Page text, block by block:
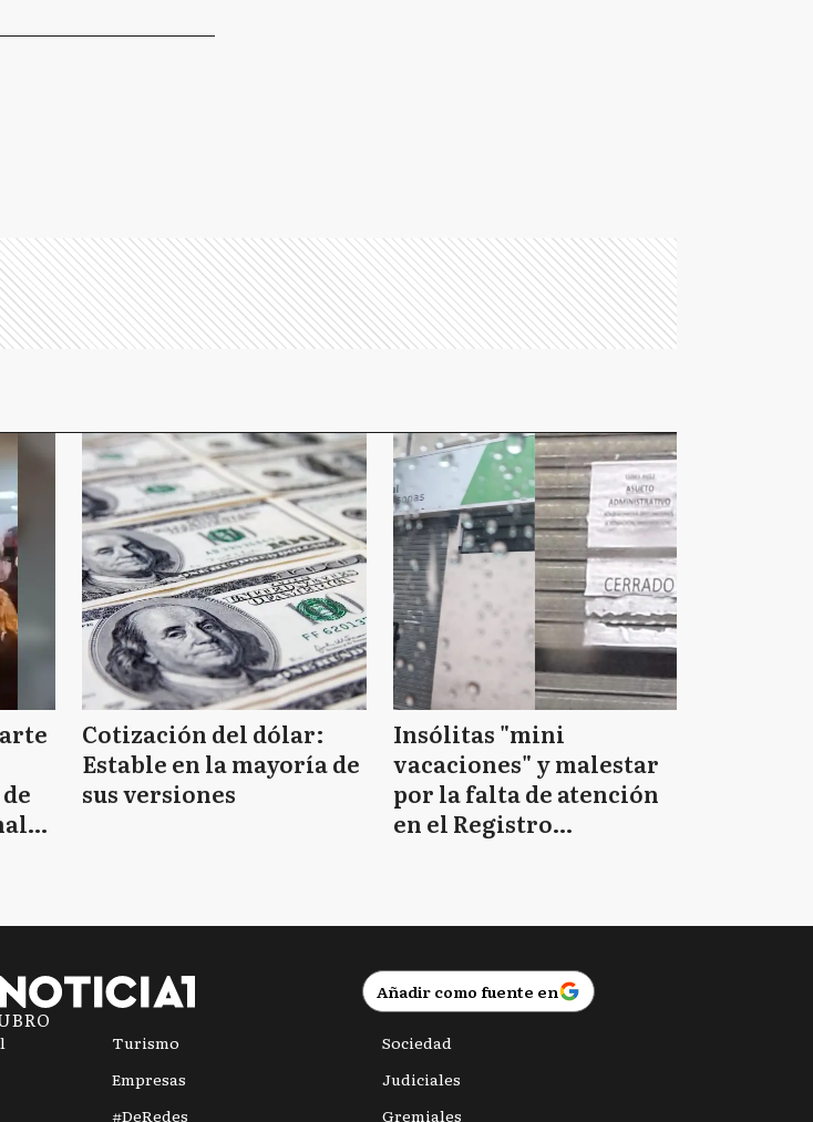
Cotización del dólar:
Estable en la mayoría de
sus versiones
Insólitas "mini
vacaciones" y malestar
por la falta de atención
en el Registro
Añadir como fuente en
Turismo
Empresas
#DeRedes
Sociedad
Judiciales
Gremiales